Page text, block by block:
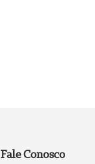
Fale Conosco